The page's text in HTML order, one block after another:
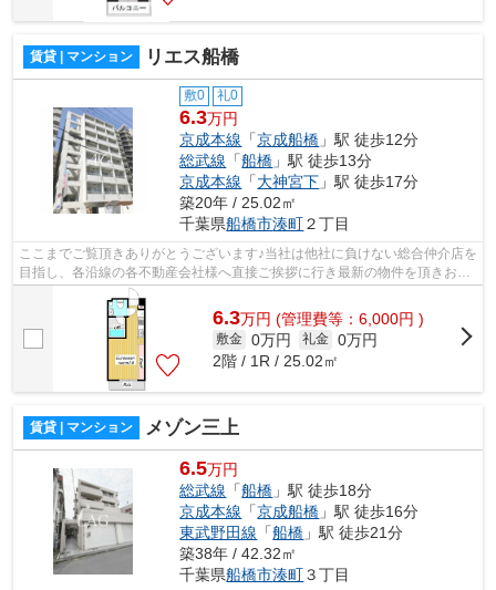
賃貸 | マンション リエス船橋
敷0 礼0
6.3万円
京成本線 「京成船橋 」駅 徒歩12分
総武線 「船橋 」駅 徒歩13分
京成本線 「大神宮下 」駅 徒歩17分
築20年 / 25.02㎡
千葉県船橋市湊町２丁目
ここまでご覧頂きありがとうございます♪当社は他社に負けない総合仲介店を
目指し、各沿線の各不動産会社様へ直接ご挨拶に行き最新の物件を頂きお客
様へ提供しております！最新の情報は...
6.3万円 (管理費等：6,000円 )
敷金 0万円 礼金 0万円
2階 / 1R / 25.02㎡
賃貸 | マンション メゾン三上
6.5万円
総武線 「船橋 」駅 徒歩18分
京成本線 「京成船橋 」駅 徒歩16分
東武野田線 「船橋 」駅 徒歩21分
築38年 / 42.32㎡
千葉県船橋市湊町３丁目